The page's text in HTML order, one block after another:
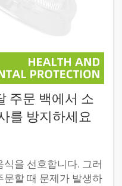
주문 백에서 소
를 방지하세요
을 선호합니다. 그러
문할 때 문제가 발생하